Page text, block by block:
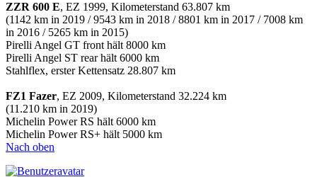
ZZR 600 E, EZ 1999, Kilometerstand 63.807 km
(1142 km in 2019 / 9543 km in 2018 / 8801 km in 2017 / 7008 km
in 2016 / 5265 km in 2015)
Pirelli Angel GT front hält 8000 km
Pirelli Angel ST rear hält 6000 km
Stahlflex, erster Kettensatz 28.807 km
FZ1 Fazer, EZ 2009, Kilometerstand 32.224 km
(11.210 km in 2019)
Michelin Power RS hält 6000 km
Michelin Power RS+ hält 5000 km
Nach oben